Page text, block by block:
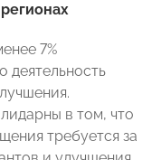
7%
деятельность
в том, что
требуется за